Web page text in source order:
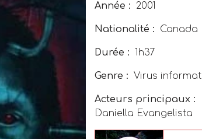
Année : 2001
Nationalité : Canada
Durée : 1h37
Genre : Virus
Acteurs principaux :
Daniella Evangelista